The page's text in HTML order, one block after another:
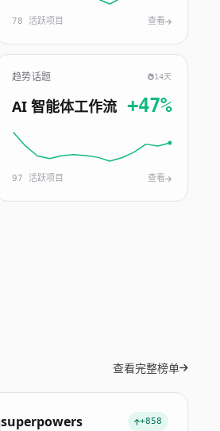
78 活跃项目 查看
趋势话题 14天
AI 智能体工作流 +47%
97 活跃项目 查看
查看完整榜单
superpowers +858